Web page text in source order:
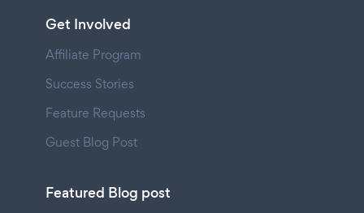
Get Involved
Affiliate Program
Success Stories
Feature Requests
Guest Blog Post
Featured Blog post